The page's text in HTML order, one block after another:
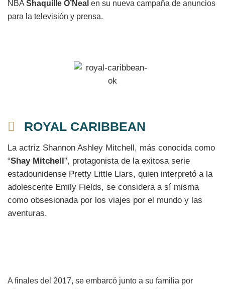
NBA Shaquille O’Neal en su nueva campaña de anuncios
para la televisión y prensa.
ROYAL CARIBBEAN
La actriz Shannon Ashley Mitchell, más conocida como
“Shay Mitchell ”, protagonista de la exitosa serie
estadounidense Pretty Little Liars, quien interpretó a la
adolescente Emily Fields, se considera a sí misma
como obsesionada por los viajes por el mundo y las
aventuras.
A finales del 2017, se embarcó junto a su familia por